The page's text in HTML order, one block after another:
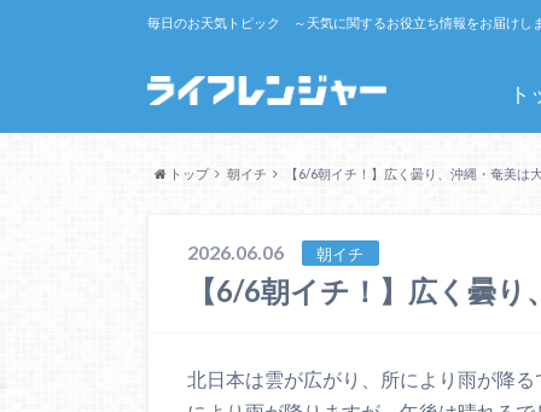
毎日のお天気トピック ～天気に関するお役立ち情報をお届けし
ト
トップ 朝イチ 【6/6朝イチ！】広く曇り、沖縄・奄美は
2026.06.06 朝イチ
【6/6朝イチ！】広く曇
北日本は雲が広がり、所により雨が降